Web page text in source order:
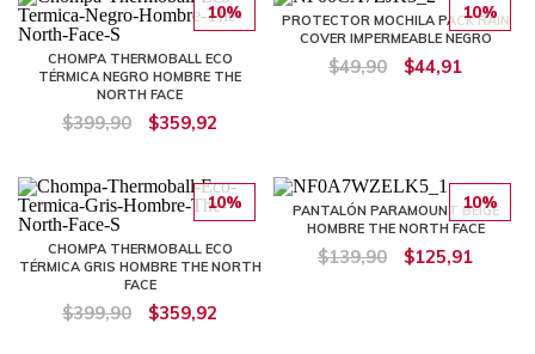
10%
CHOMPA THERMOBALL ECO
TÉRMICA NEGRO HOMBRE THE
NORTH FACE
$399,90 $359,92
10%
PROTECTOR MOCHILA PACK RAIN
COVER IMPERMEABLE NEGRO
$49,90 $44,91
10%
CHOMPA THERMOBALL ECO
TÉRMICA GRIS HOMBRE THE NORTH
FACE
$399,90 $359,92
10%
PANTALÓN PARAMOUNT BEIGE
HOMBRE THE NORTH FACE
$139,90 $125,91